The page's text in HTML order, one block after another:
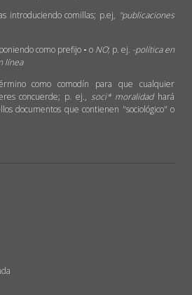
introduciendo comillas; p.ej, "publicaciones
como prefijo - o NO; p. ej. -política en
línea
como comodín para que cualquier
concuerde; p. ej., soci* moralidadhará
documentos que contienen "sociológico" o